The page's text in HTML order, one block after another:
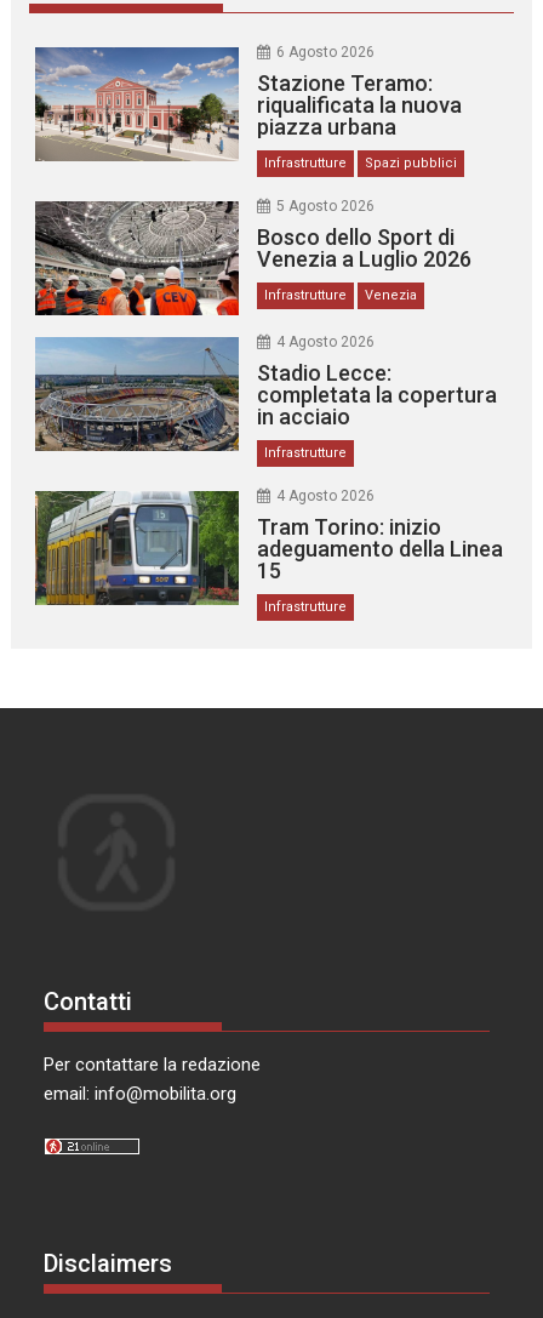
6 Agosto 2026
Stazione Teramo:
riqualificata la nuova
piazza urbana
Infrastrutture Spazi pubblici
5 Agosto 2026
Bosco dello Sport di
Venezia a Luglio 2026
Infrastrutture Venezia
4 Agosto 2026
Stadio Lecce:
completata la copertura
in acciaio
Infrastrutture
4 Agosto 2026
Tram Torino: inizio
adeguamento della Linea
15
Infrastrutture
Contatti
Per contattare la redazione
email:info@mobilita.org
Disclaimers